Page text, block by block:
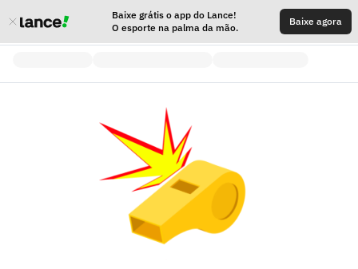
Baixe grátis o app do Lance!
O esporte na palma da mão.
Baixe agora